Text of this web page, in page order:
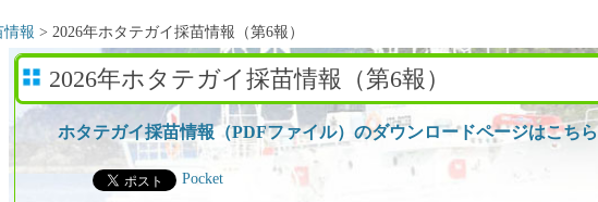
ン
ツ
へ
ス
キ
ッ
プ
情報 > 2026年ホタテガイ採苗情報（第6報）
2026年ホタテガイ採苗情報（第6報）
ホタテガイ採苗情報（PDFファイル）のダウンロードページはこちら
Pocket